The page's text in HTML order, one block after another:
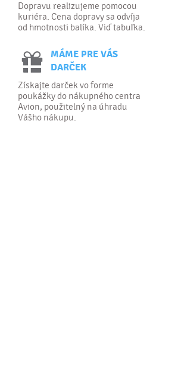
Dopravu realizujeme pomocou
kuriéra. Cena dopravy sa odvíja
od hmotnosti balíka. Viď tabuľka.
MÁME PRE VÁS
DARČEK
Získajte darček vo forme
poukážky do nákupného centra
Avion, použitelný na úhradu
Vášho nákupu.